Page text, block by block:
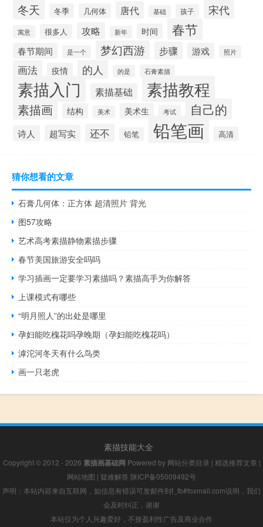
冬天 冬季 几何体 唐代 基础 孩子 宋代
寓意 很多人 攻略 新年 时间 春节
春节期间 是一个 梦幻西游 步骤 游戏 照片
画法 疫情 的人 的是 石膏素描
素描入门 素描基础 素描教程
素描画 结构 美术 美术生 考试 自己的
诗人 超写实 还不 铅笔 铅笔画 高清
猜你想看的文章
石膏几何体：正方体 超清照片 背光
图57攻略
艺术高考素描静物素描步骤
春节美国旅游安全吗吗
学习插画一定要学习素描吗？素描高手为你解答
上课模式有哪些
“明月照人”的出处是哪里
孕妇能吃槐花吗孕晚期（孕妇能吃槐花吗）
滹沱河冬天有什么鸟类
画一只老虎
素描技能大全
Copyright © 2012 - 2026 素描画基础网 Powered by 网站分类目录 | 精选推荐文章 |
网站地图 | 疑难解答 陕ICP备05009492号
声明：本站内容来自互联网，如信息有错误可发邮件到f_fb#foxmail.com说明，我们
会及时纠正，谢谢
本站仅为个人兴趣爱好，不接盈利性广告及商业合作